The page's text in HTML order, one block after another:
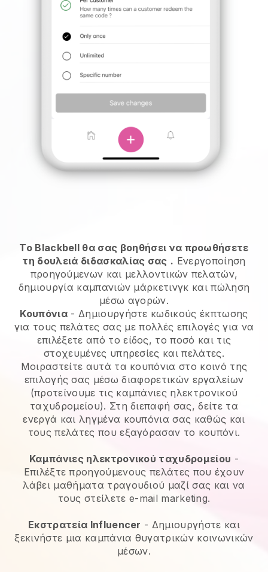
Το Blackbell θα σας βοηθήσει να προωθήσετε
τη δουλειά διδασκαλίας σας . Ενεργοποίηση
προηγούμενων και μελλοντικών πελατών,
δημιουργία καμπανιών μάρκετινγκ και πώληση
μέσω αγορών.
Κουπόνια - Δημιουργήστε κωδικούς έκπτωσης
για τους πελάτες σας με πολλές επιλογές για να
επιλέξετε από το είδος, το ποσό και τις
στοχευμένες υπηρεσίες και πελάτες.
Μοιραστείτε αυτά τα κουπόνια στο κοινό της
επιλογής σας μέσω διαφορετικών εργαλείων
(προτείνουμε τις καμπάνιες ηλεκτρονικού
ταχυδρομείου). Στη διεπαφή σας, δείτε τα
ενεργά και ληγμένα κουπόνια σας καθώς και
τους πελάτες που εξαγόρασαν το κουπόνι.
Καμπάνιες ηλεκτρονικού ταχυδρομείου -
Επιλέξτε προηγούμενους πελάτες που έχουν
λάβει μαθήματα τραγουδιού μαζί σας και να
τους στείλετε e-mail marketing.
Εκστρατεία Influencer - Δημιουργήστε και
ξεκινήστε μια καμπάνια θυγατρικών κοινωνικών
μέσων.